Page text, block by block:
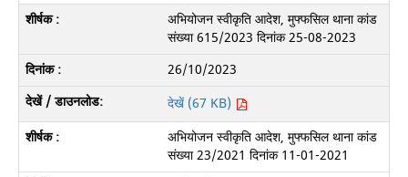
अभियोजन स्वीकृति आदेश, मुफ्फसिल थाना कांड
संख्या 615/2023 दिनांक 25-08-2023
26/10/2023
देखें (67 KB)
अभियोजन स्वीकृति आदेश, मुफ्फसिल थाना कांड
संख्या 23/2021 दिनांक 11-01-2021